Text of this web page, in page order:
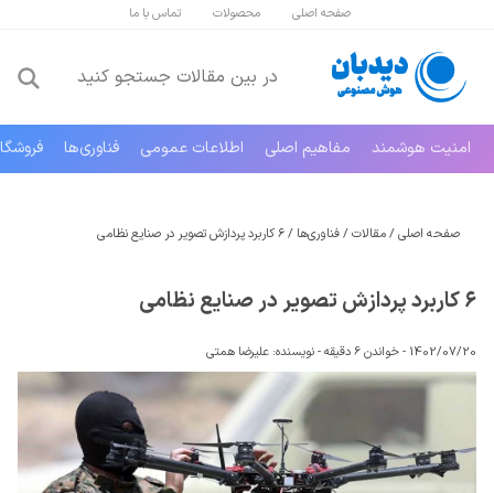
صفحه اصلی محصولات تماس با ما
امنیت هوشمند مفاهیم اصلی اطلاعات عمومی فناوری‌ها
صفحه اصلی/مقالات/فناوری‌ها /۶ کاربرد پردازش تصویر در صنایع نظامی
۶ کاربرد پردازش تصویر در صنایع نظامی
1402/07/20 - خواندن 6 دقیقه -نویسنده: علیرضا همتی